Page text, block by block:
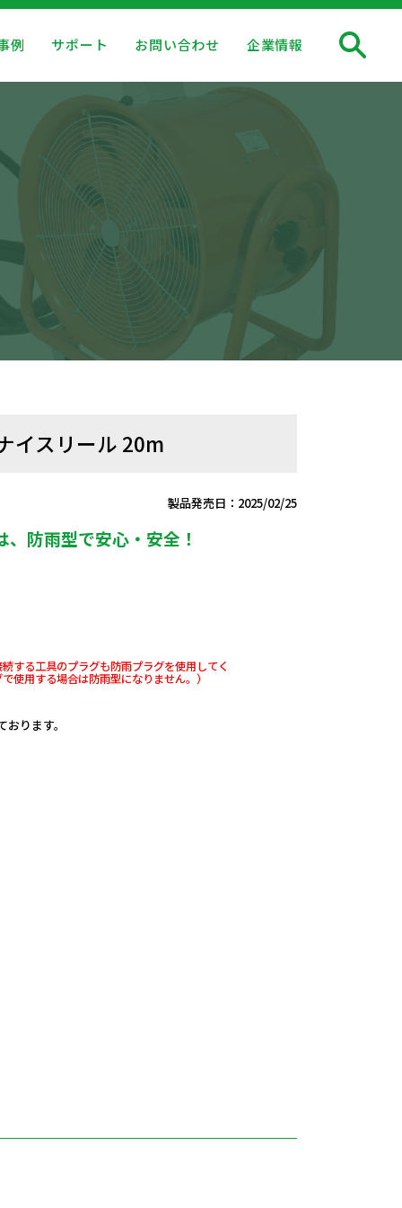
例 サポート お問い合わせ 企業情報
イスリール 20m
製品発売日：2025/02/25
防雨型で安心・安全！
する工具のプラグも防雨プラグを使用してく
使用する場合は防雨型になりません。）
ります。